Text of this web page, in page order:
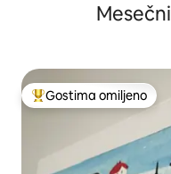
Najuspešniji među
Gostima omiljeno